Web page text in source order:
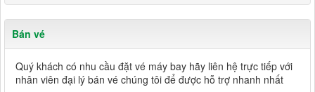
Bán vé
Quý khách có nhu cầu đặt vé máy bay hãy liên hệ trực tiếp với
nhân viên đại lý bán vé chúng tôi để được hỗ trợ nhanh nhất